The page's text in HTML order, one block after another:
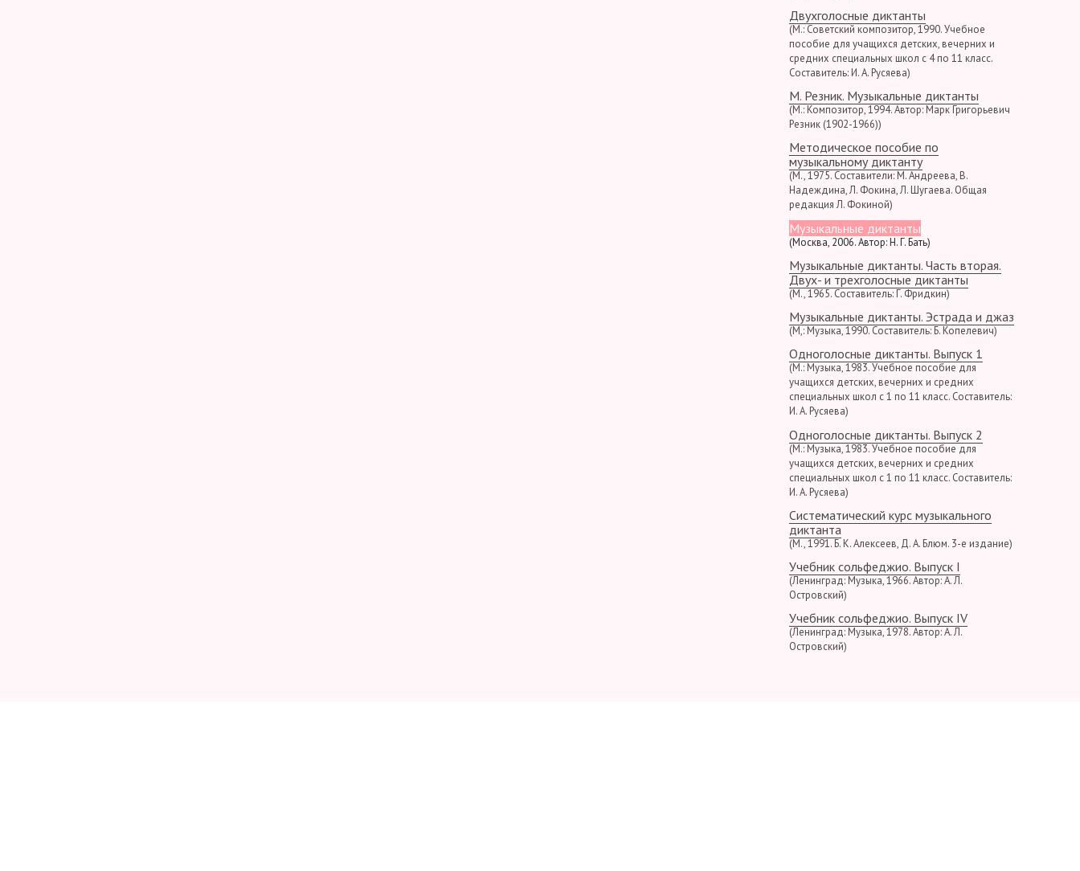
Двухголосные диктанты
(М.: Советский композитор, 1990. Учебное
пособие для учащихся детских, вечерних и
средних специальных школ с 4 по 11 класс.
Составитель: И. А. Русяева)
М. Резник. Музыкальные диктанты
(М.: Композитор, 1994. Автор: Марк Григорьевич
Резник (1902-1966))
Методическое пособие по
музыкальному диктанту
(М., 1975. Составители: М. Андреева, В.
Надеждина, Л. Фокина, Л. Шугаева. Общая
редакция Л. Фокиной)
Музыкальные диктанты
(Москва, 2006. Автор: Н. Г. Бать)
Музыкальные диктанты. Часть вторая.
Двух- и трехголосные диктанты
(М., 1965. Составитель: Г. Фридкин)
Музыкальные диктанты. Эстрада и джаз
(М,: Музыка, 1990. Составитель: Б. Копелевич)
Одноголосные диктанты. Выпуск 1
(М.: Музыка, 1983. Учебное пособие для
учащихся детских, вечерних и средних
специальных школ с 1 по 11 класс. Составитель:
И. А. Русяева)
Одноголосные диктанты. Выпуск 2
(М.: Музыка, 1983. Учебное пособие для
учащихся детских, вечерних и средних
специальных школ с 1 по 11 класс. Составитель:
И. А. Русяева)
Систематический курс музыкального
диктанта
(М., 1991. Б. К. Алексеев, Д. А. Блюм. 3-е издание)
Учебник сольфеджио. Выпуск I
(Ленинград: Музыка, 1966. Автор: А. Л.
Островский)
Учебник сольфеджио. Выпуск IV
(Ленинград: Музыка, 1978. Автор: А. Л.
Островский)